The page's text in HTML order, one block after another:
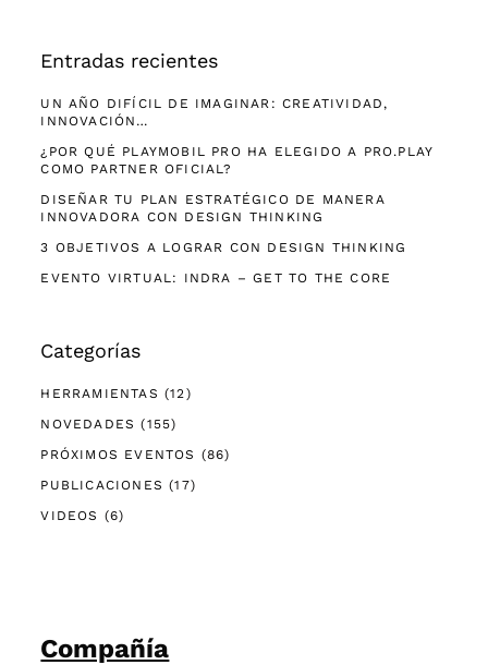
Entradas recientes
UN AÑO DIFÍCIL DE IMAGINAR: CREATIVIDAD,
INNOVACIÓN…
¿POR QUÉ PLAYMOBIL PRO HA ELEGIDO A PRO.PLAY
COMO PARTNER OFICIAL?
DISEÑAR TU PLAN ESTRATÉGICO DE MANERA
INNOVADORA CON DESIGN THINKING
3 OBJETIVOS A LOGRAR CON DESIGN THINKING
EVENTO VIRTUAL: INDRA – GET TO THE CORE
Categorías
HERRAMIENTAS (12)
NOVEDADES (155)
PRÓXIMOS EVENTOS (86)
PUBLICACIONES (17)
VIDEOS (6)
Compañía